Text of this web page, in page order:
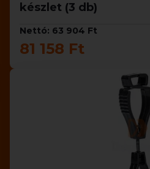
készlet (3 db)
Nettó: 63 904 Ft
81 158 Ft